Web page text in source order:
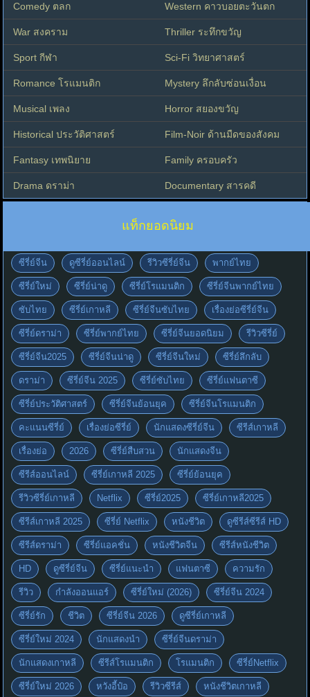
Comedy ตลก Western คาวบอยตะวันตก
War สงคราม Thriller ระทึกขวัญ
Sport กีฬา Sci-Fi วิทยาศาสตร์
Romance โรแมนติก Mystery ลึกลับซ่อนเงื่อน
Musical เพลง Horror สยองขวัญ
Historical ประวัติศาสตร์ Film-Noir ด้านมืดของสังคม
Fantasy เทพนิยาย Family ครอบครัว
Drama ดราม่า Documentary สารคดี
แท็กยอดนิยม
ซีรี่ย์จีน ดูซีรี่ย์ออนไลน์ รีวิวซีรี่ย์จีน พากย์ไทย
ซีรี่ย์ใหม่ ซีรี่ย์น่าดู ซีรี่ย์โรแมนติก ซีรี่ย์จีนพากย์ไทย
ซับไทย ซีรี่ย์เกาหลี ซีรี่ย์จีนซับไทย เรื่องย่อซีรี่ย์จีน
ซีรี่ย์ดราม่า ซีรี่ย์พากย์ไทย ซีรี่ย์จีนยอดนิยม รีวิวซีรี่ย์
ซีรี่ย์จีน2025 ซีรี่ย์จีนน่าดู ซีรี่ย์จีนใหม่ ซีรี่ย์ลึกลับ
ดราม่า ซีรี่ย์จีน 2025 ซีรี่ย์ซับไทย ซีรี่ย์แฟนตาซี
ซีรี่ย์ประวัติศาสตร์ ซีรี่ย์จีนย้อนยุค ซีรี่ย์จีนโรแมนติก
คะแนนซีรี่ย์ เรื่องย่อซีรี่ย์ นักแสดงซีรี่ย์จีน ซีรีส์เกาหลี
เรื่องย่อ 2026 ซีรี่ย์สืบสวน นักแสดงจีน
ซีรีส์ออนไลน์ ซีรี่ย์เกาหลี 2025 ซีรี่ย์ย้อนยุค
รีวิวซีรี่ย์เกาหลี Netflix ซีรี่ย์2025 ซีรี่ย์เกาหลี2025
ซีรีส์เกาหลี 2025 ซีรี่ย์ Netflix หนังชีวิต ดูซีรีส์ซีรีส์ HD
ซีรีส์ดราม่า ซีรี่ย์แอคชั่น หนังชีวิตจีน ซีรีส์หนังชีวิต
HD ดูซีรี่ย์จีน ซีรี่ย์แนะนำ แฟนตาซี ความรัก
รีวิว กำลังออนแอร์ ซีรี่ย์ใหม่ (2026) ซีรี่ย์จีน 2024
ซีรี่ย์รัก ชีวิต ซีรี่ย์จีน 2026 ดูซีรี่ย์เกาหลี
ซีรี่ย์ใหม่ 2024 นักแสดงนำ ซีรี่ย์จีนดราม่า
นักแสดงเกาหลี ซีรีส์โรแมนติก โรแมนติก ซีรี่ย์Netflix
ซีรี่ย์ใหม่ 2026 หวังอี้ป๋อ รีวิวซีรีส์ หนังชีวิตเกาหลี